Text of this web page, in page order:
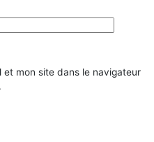
et mon site dans le navigateur